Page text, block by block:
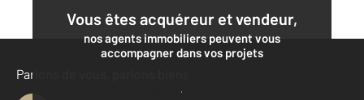
Vous êtes acquéreur et vendeur,
nos agents immobiliers peuvent vous
accompagner dans vos projets
Contacter l'agence
Parlons de vous, parlons biens